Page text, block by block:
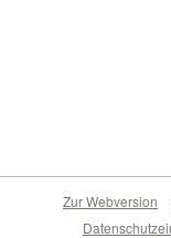
Zur Webversion